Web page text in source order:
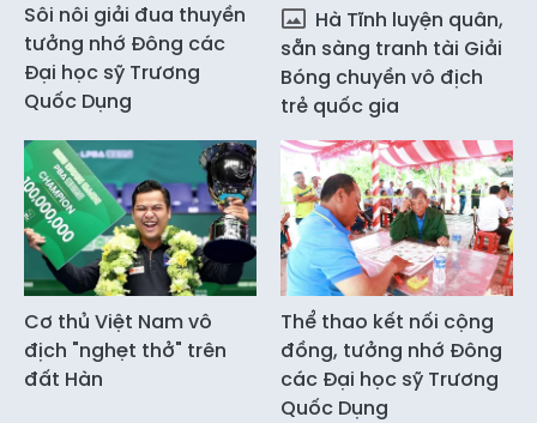
Sôi nôi giải đua thuyền
tưởng nhớ Đông các
Đại học sỹ Trương
Quốc Dụng
Hà Tĩnh luyện quân,
sẵn sàng tranh tài Giải
Bóng chuyền vô địch
trẻ quốc gia
Cơ thủ Việt Nam vô
địch "nghẹt thở" trên
đất Hàn
Thể thao kết nối cộng
đồng, tưởng nhớ Đông
các Đại học sỹ Trương
Quốc Dụng